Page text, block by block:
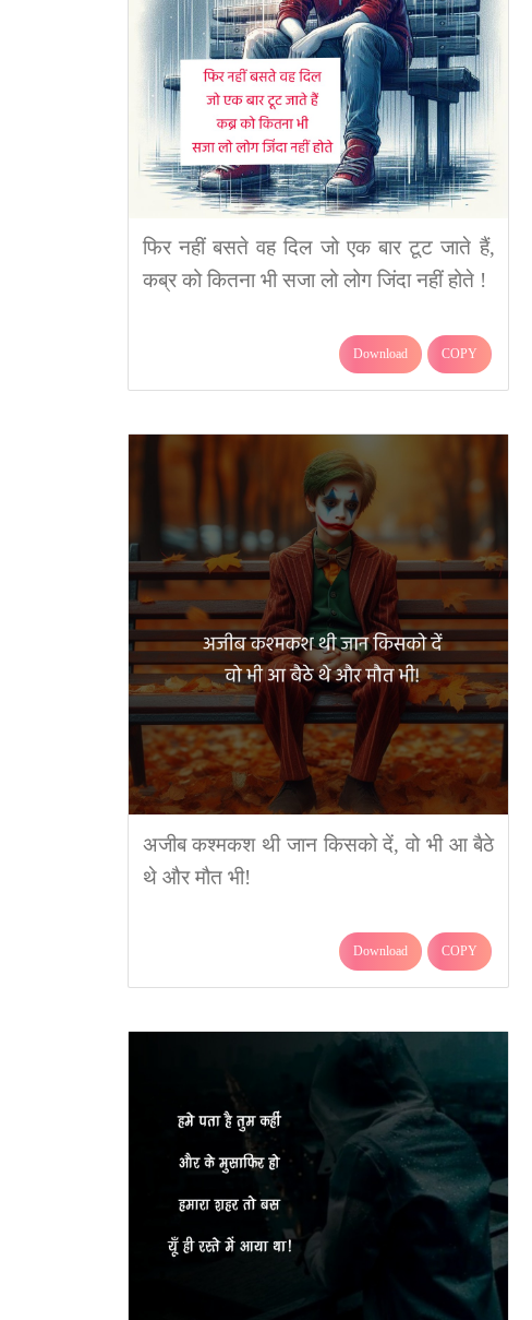
फिर नहीं बसते वह दिल जो एक बार टूट जाते हैं,
कब्र को कितना भी सजा लो लोग जिंदा नहीं होते !
Download COPY
अजीब कश्मकश थी जान किसको दें, वो भी आ बैठे
थे और मौत भी!
Download COPY